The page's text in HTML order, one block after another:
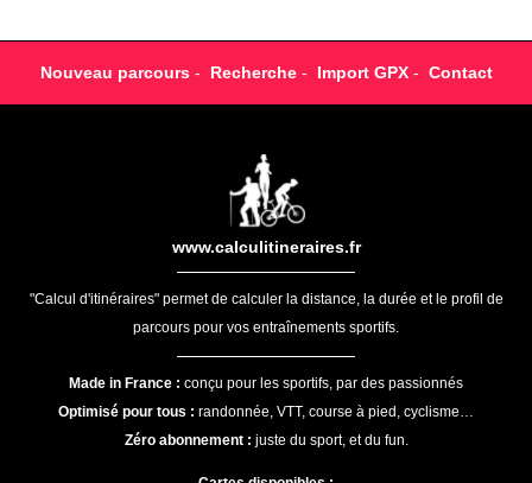
Nouveau parcours- Recherche- Import GPX- Contact
www.calculitineraires.fr
"Calcul d'itinéraires" permet de calculer la distance, la durée et le profil de
parcours pour vos entraînements sportifs.
Made in France : conçu pour les sportifs, par des passionnés
Optimisé pour tous : randonnée, VTT, course à pied, cyclisme…
Zéro abonnement : juste du sport, et du fun.